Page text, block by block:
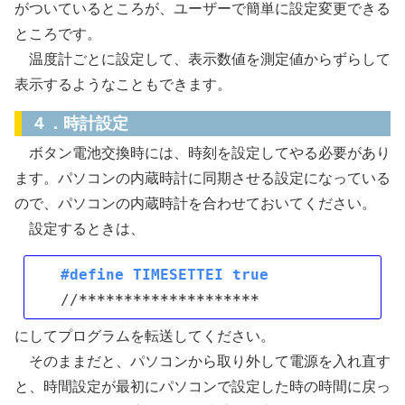
がついているところが、ユーザーで簡単に設定変更できる
ところです。
温度計ごとに設定して、表示数値を測定値からずらして
表示するようなこともできます。
４．時計設定
ボタン電池交換時には、時刻を設定してやる必要があり
ます。パソコンの内蔵時計に同期させる設定になっている
ので、パソコンの内蔵時計を合わせておいてください。
設定するときは、
#define TIMESETTEI true
//********************
にしてプログラムを転送してください。
そのままだと、パソコンから取り外して電源を入れ直す
と、時間設定が最初にパソコンで設定した時の時間に戻っ